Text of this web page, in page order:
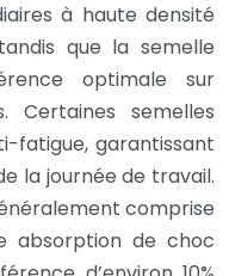
à haute densité
que la semelle
optimale sur
Certaines semelles
fatigue, garantissant
la journée de travail.
comprise
absorption de choc